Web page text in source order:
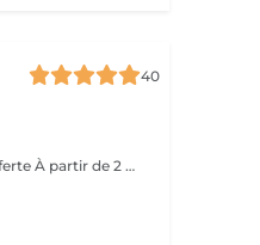
40
Pour 1 Ongle cassé / Fissuré la réparation est offerte À partir de 2 ongles la réparation sera facturée 3 euros par ongle